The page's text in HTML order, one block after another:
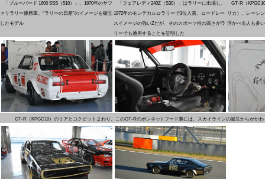
「ブルーバード 1600 SSS（510）」。1970年のサフ
ァリラリー優勝車。“ラリーの日産”のイメージを確立
したモデル
「フェアレディ240Z（S30）」はラリーに出場し、
1972年のモンテカルロラリーで3位入賞。ロードレー
スイメージの強いZだが、そのスポーツ性の高さがラ
リーでも通用することを証明した
GT-R（
リカ）。レーシ
浮かべる人も多
GT-R（KPGC10）のリアとコクピットまわり。このGT-Rのボンネットフード裏には、スカイラインの誕生からかか